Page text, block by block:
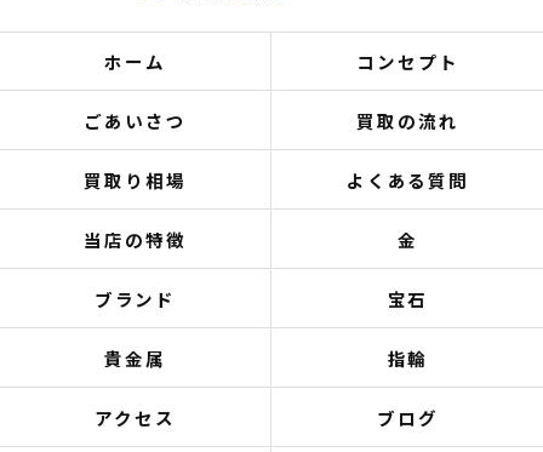
ホーム コンセプト
ごあいさつ 買取の流れ
買取り相場 よくある質問
当店の特徴 金
ブランド 宝石
貴金属 指輪
アクセス ブログ